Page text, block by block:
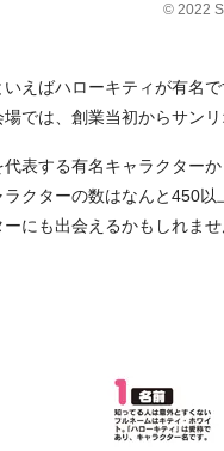
© 2022
いえばハローキティが有名
場では、創業当初からサン
表する有名キャラクター
ラクターの数はなんと450
にも出会えるかもしれませ